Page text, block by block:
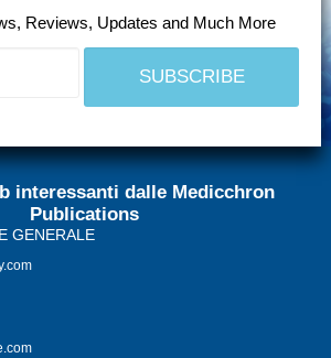
Reviews, Updates and Much More
interessanti dalle Medicchron
Publications
GENERALE